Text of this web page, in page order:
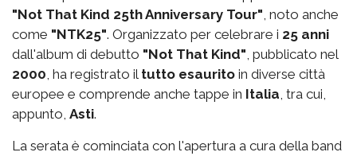
"Not That Kind 25th Anniversary Tour" , noto anche
come "NTK25". Organizzato per celebrare i 25 anni
dall'album di debutto "Not That Kind" , pubblicato nel
2000 , ha registrato il tutto esaurito in diverse città
europee e comprende anche tappe in Italia , tra cui,
appunto, Asti.
La serata è cominciata con l'apertura a cura della band